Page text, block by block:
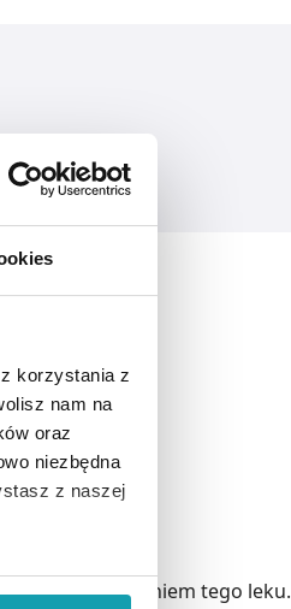
korzystania z
nam na
oraz
niezbędna
z naszej
danych o
zastosowaniem tego leku.